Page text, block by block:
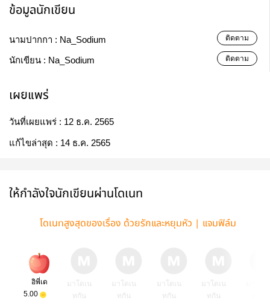
ข้อมูลนักเขียน
นามปากกา : Na_Sodium ติดตาม
นักเขียน : Na_Sodium ติดตาม
เผยแพร่
วันที่เผยแพร่ : 12 ธ.ค. 2565
แก้ไขล่าสุด : 14 ธ.ค. 2565
ให้กำลังใจนักเขียนผ่านโดเนท
โดเนทสูงสุดของเรื่อง ด้วยรักและหยุมหัว | แจมฟิล์ม
อิพี่เด
5.00
มาโดเน
ทกัน
มาโดเน
ทกัน
มาโดเน
ทกัน
มาโดเน
ทกัน